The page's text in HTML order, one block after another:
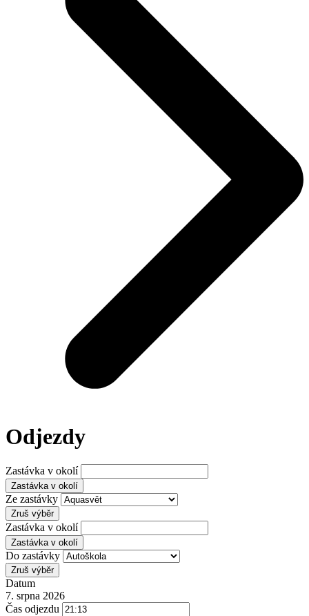
Odjezdy
Zastávka v okolí
Zastávka v okolí
Ze zastávky
Zruš výběr
Zastávka v okolí
Zastávka v okolí
Do zastávky
Zruš výběr
Datum
7. srpna 2026
Čas odjezdu